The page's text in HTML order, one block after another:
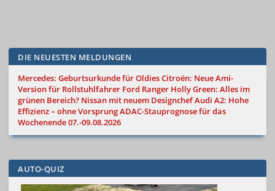
DIE NEUESTEN MELDUNGEN
Mercedes: Geburtsurkunde für OldiesCitroën: Neue Ami-
Version für Rollstuhlfahrer Ford Ranger Holly Green: Alles im
grünen Bereich? Nissan mit neuem DesignchefAudi A2: Hohe
Effizienz – ohne VorsprungADAC-Stauprognose für das
Wochenende 07.-09.08.2026
AUTO-QUIZ